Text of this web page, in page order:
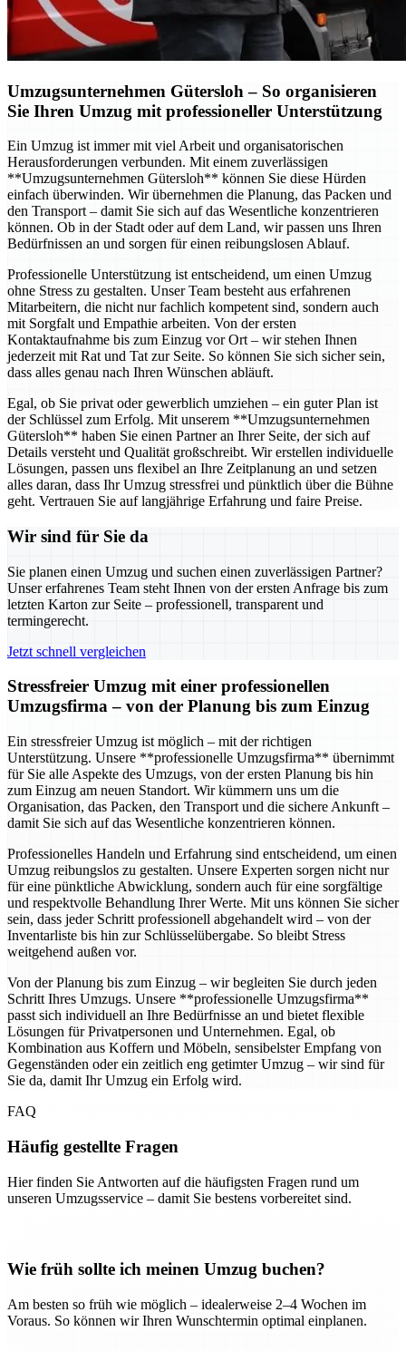
Umzugsunternehmen Gütersloh – So organisieren
Sie Ihren Umzug mit professioneller Unterstützung
Ein Umzug ist immer mit viel Arbeit und organisatorischen
Herausforderungen verbunden. Mit einem zuverlässigen
**Umzugsunternehmen Gütersloh** können Sie diese Hürden
einfach überwinden. Wir übernehmen die Planung, das Packen und
den Transport – damit Sie sich auf das Wesentliche konzentrieren
können. Ob in der Stadt oder auf dem Land, wir passen uns Ihren
Bedürfnissen an und sorgen für einen reibungslosen Ablauf.
Professionelle Unterstützung ist entscheidend, um einen Umzug
ohne Stress zu gestalten. Unser Team besteht aus erfahrenen
Mitarbeitern, die nicht nur fachlich kompetent sind, sondern auch
mit Sorgfalt und Empathie arbeiten. Von der ersten
Kontaktaufnahme bis zum Einzug vor Ort – wir stehen Ihnen
jederzeit mit Rat und Tat zur Seite. So können Sie sich sicher sein,
dass alles genau nach Ihren Wünschen abläuft.
Egal, ob Sie privat oder gewerblich umziehen – ein guter Plan ist
der Schlüssel zum Erfolg. Mit unserem **Umzugsunternehmen
Gütersloh** haben Sie einen Partner an Ihrer Seite, der sich auf
Details versteht und Qualität großschreibt. Wir erstellen individuelle
Lösungen, passen uns flexibel an Ihre Zeitplanung an und setzen
alles daran, dass Ihr Umzug stressfrei und pünktlich über die Bühne
geht. Vertrauen Sie auf langjährige Erfahrung und faire Preise.
Wir sind für Sie da
Sie planen einen Umzug und suchen einen zuverlässigen Partner?
Unser erfahrenes Team steht Ihnen von der ersten Anfrage bis zum
letzten Karton zur Seite – professionell, transparent und
termingerecht.
Jetzt schnell vergleichen
Stressfreier Umzug mit einer professionellen
Umzugsfirma – von der Planung bis zum Einzug
Ein stressfreier Umzug ist möglich – mit der richtigen
Unterstützung. Unsere **professionelle Umzugsfirma** übernimmt
für Sie alle Aspekte des Umzugs, von der ersten Planung bis hin
zum Einzug am neuen Standort. Wir kümmern uns um die
Organisation, das Packen, den Transport und die sichere Ankunft –
damit Sie sich auf das Wesentliche konzentrieren können.
Professionelles Handeln und Erfahrung sind entscheidend, um einen
Umzug reibungslos zu gestalten. Unsere Experten sorgen nicht nur
für eine pünktliche Abwicklung, sondern auch für eine sorgfältige
und respektvolle Behandlung Ihrer Werte. Mit uns können Sie sicher
sein, dass jeder Schritt professionell abgehandelt wird – von der
Inventarliste bis hin zur Schlüsselübergabe. So bleibt Stress
weitgehend außen vor.
Von der Planung bis zum Einzug – wir begleiten Sie durch jeden
Schritt Ihres Umzugs. Unsere **professionelle Umzugsfirma**
passt sich individuell an Ihre Bedürfnisse an und bietet flexible
Lösungen für Privatpersonen und Unternehmen. Egal, ob
Kombination aus Koffern und Möbeln, sensibelster Empfang von
Gegenständen oder ein zeitlich eng getimter Umzug – wir sind für
Sie da, damit Ihr Umzug ein Erfolg wird.
FAQ
Häufig gestellte Fragen
Hier finden Sie Antworten auf die häufigsten Fragen rund um
unseren Umzugsservice – damit Sie bestens vorbereitet sind.
Wie früh sollte ich meinen Umzug buchen?
Am besten so früh wie möglich – idealerweise 2–4 Wochen im
Voraus. So können wir Ihren Wunschtermin optimal einplanen.